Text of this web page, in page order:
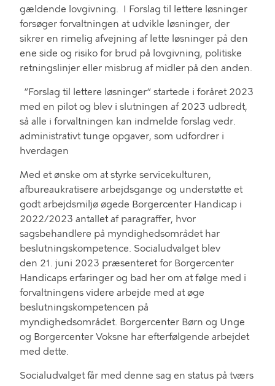
gældende lovgivning. I Forslag til lettere løsninger
forsøger forvaltningen at udvikle løsninger, der
sikrer en rimelig afvejning af lette løsninger på den
ene side og risiko for brud på lovgivning, politiske
retningslinjer eller misbrug af midler på den anden.
”Forslag til lettere løsninger” startede i foråret 2023
med en pilot og blev i slutningen af 2023 udbredt,
så alle i forvaltningen kan indmelde forslag vedr.
administrativt tunge opgaver, som udfordrer i
hverdagen
Med et ønske om at styrke servicekulturen,
afbureaukratisere arbejdsgange og understøtte et
godt arbejdsmiljø øgede Borgercenter Handicap i
2022/2023 antallet af paragraffer, hvor
sagsbehandlere på myndighedsområdethar
beslutningskompetence. Socialudvalget blev
den 21. juni 2023 præsenteret for Borgercenter
Handicaps erfaringer og bad her om atfølge med i
forvaltningens videre arbejde med atøge
beslutningskompetencen på
myndighedsområdet. Borgercenter Børn og Unge
og Borgercenter Voksne har efterfølgende arbejdet
med dette.
Socialudvalget får med denne sag en status på tværs